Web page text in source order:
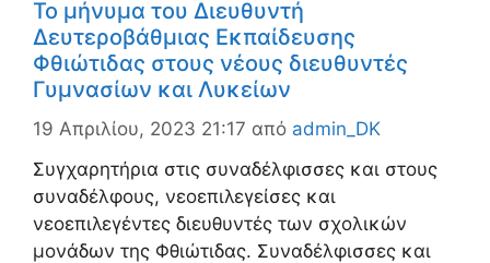
Το μήνυμα του Διευθυντή
Δευτεροβάθμιας Εκπαίδευσης
Φθιώτιδας στους νέους διευθυντές
Γυμνασίων και Λυκείων
19 Απριλίου, 2023 21:17 από admin_DK
Συγχαρητήρια στις συναδέλφισσες και στους
συναδέλφους, νεοεπιλεγείσες και
νεοεπιλεγέντες διευθυντές των σχολικών
μονάδων της Φθιώτιδας. Συναδέλφισσες και